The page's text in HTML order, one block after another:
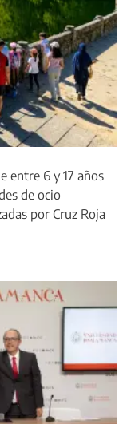
entre 6 y 17 años
de ocio
por Cruz Roja